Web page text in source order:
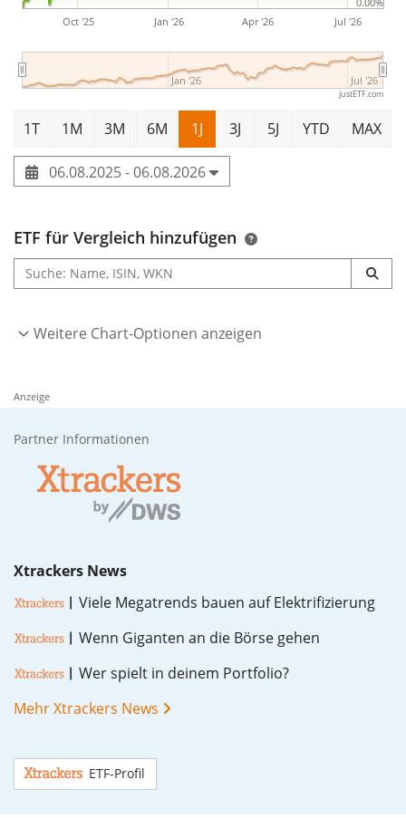
Oct '25 Jan '26 Apr '26 Jul '26
Jan '26 Jul '26
justETF.com
1T 1M 3M 6M 1J 3J 5J YTD MAX
06.08.2025 - 06.08.2026
ETF für Vergleich hinzufügen
Weitere Chart-Optionen anzeigen
Anzeige
Partner Informationen
Xtrackers News
Vie­le Me­ga­trends bau­en auf Elek­tri­fi­zie­rung
Wenn Gi­gan­ten an die Bör­se ge­hen
Wer spielt in dei­nem Port­fo­lio?
Mehr Xtrackers News
ETF-Profil